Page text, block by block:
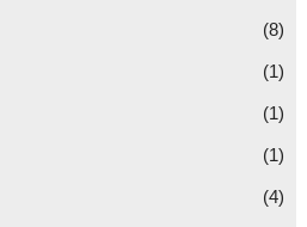
(8)
(1)
(1)
(1)
(4)